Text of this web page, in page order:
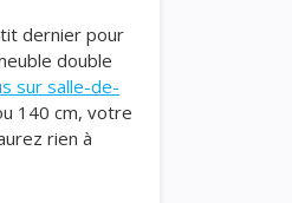
dernier pour
double
sur salle-de-
140 cm, votre
rien à